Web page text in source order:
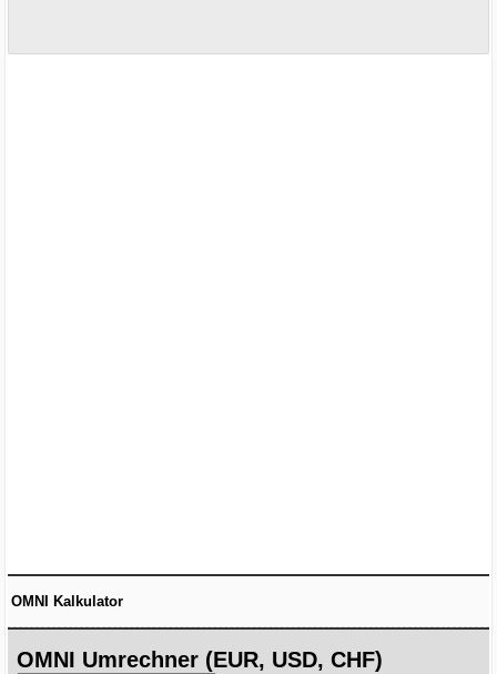
OMNI Kalkulator
OMNI Umrechner (EUR, USD, CHF)